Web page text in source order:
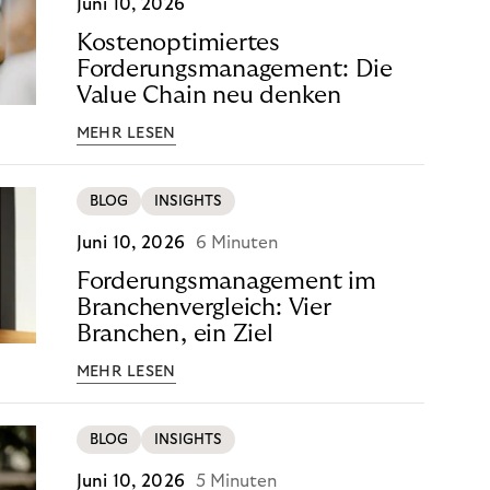
Juni 10, 2026
Kostenoptimiertes
Forderungsmanagement: Die
Value Chain neu denken
MEHR LESEN
BLOG INSIGHTS
Juni 10, 2026 6 Minuten
Forderungsmanagement im
Branchenvergleich: Vier
Branchen, ein Ziel
MEHR LESEN
BLOG INSIGHTS
Juni 10, 2026 5 Minuten